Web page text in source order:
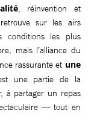
, réinvention et
sur les airs
conditions les plus
mais l’alliance du
rassurante et une
une partie de la
à partager un repas
— tout en